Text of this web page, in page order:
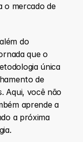
o mercado de
do
que o
única
de
Aqui, você não
aprende a
a próxima